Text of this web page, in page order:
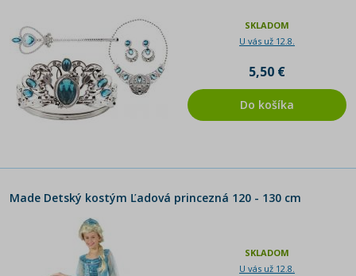
SKLADOM
U vás už 12.8.
5,50 €
Do košíka
Made Detský kostým Ľadová princezná 120 - 130 cm
SKLADOM
U vás už 12.8.